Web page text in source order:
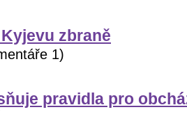
zbraně
1)
pravidla pro